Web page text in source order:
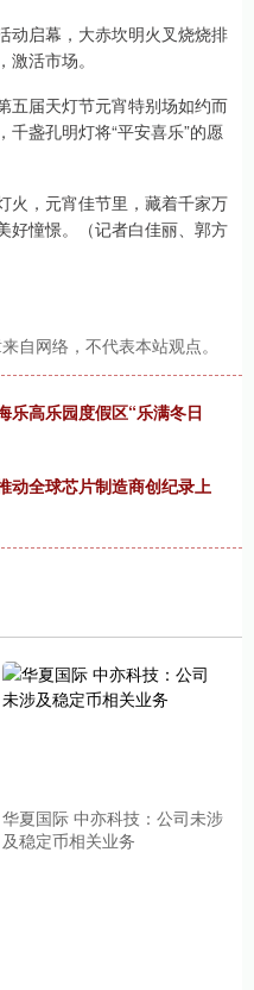
启幕，大赤坎明火叉烧烧排
活市场。
届天灯节元宵特别场如约而
盏孔明灯将“平安喜乐”的愿
，元宵佳节里，藏着千家万
好憧憬。（记者白佳丽、郭方
自网络，不代表本站观点。
乐高乐园度假区“乐满冬日
动全球芯片制造商创纪录上
华夏国际 中亦科技：公司未涉
及稳定币相关业务